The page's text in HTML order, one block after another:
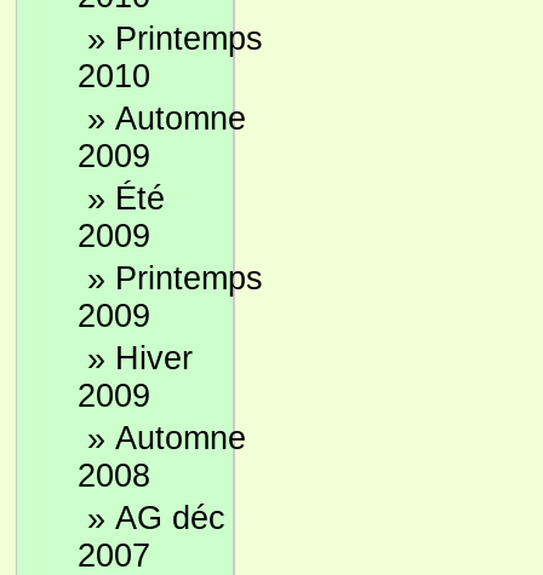
» Printemps
2010
» Automne
2009
» Été
2009
» Printemps
2009
» Hiver
2009
» Automne
2008
» AG déc
2007